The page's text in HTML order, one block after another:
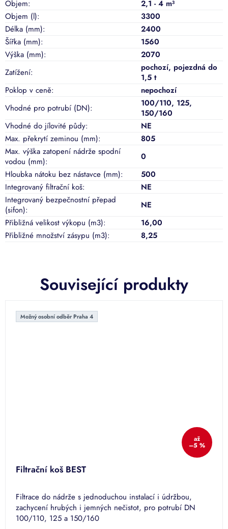
Související produkty
Možný osobní odběr Praha 4
až
–5 %
Filtrační koš BEST
Filtrace do nádrže s jednoduchou instalací i údržbou,
zachycení hrubých i jemných nečistot, pro potrubí DN
100/110, 125 a 150/160
Objem:
2,1 - 4 m³
Objem (l):
3300
Délka (mm):
2400
Šířka (mm):
1560
Výška (mm):
2070
Zatížení: pochozí, pojezdná do
1,5 t
Poklop v ceně:
nepochozí
Vhodné pro potrubí (DN): 100/110, 125,
150/160
Vhodné do jílovité půdy:
NE
Max. překrytí zeminou (mm):
805
Max. výška zatopení nádrže spodní
vodou (mm):
0
Hloubka nátoku bez nástavce (mm):
500
Integrovaný filtrační koš:
NE
Integrovaný bezpečnostní přepad
(sifon):
NE
Přibližná velikost výkopu (m3):
16,00
Přibližné množství zásypu (m3): 8,25